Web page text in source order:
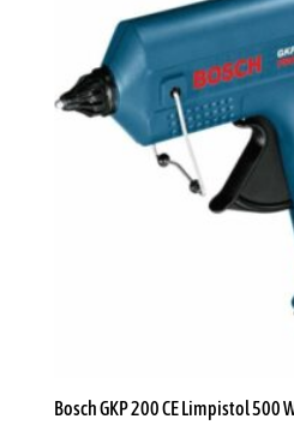
Bosch GKP 200 CE Limpistol 500